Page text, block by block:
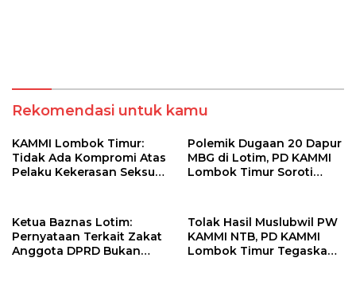
Rekomendasi untuk kamu
KAMMI Lombok Timur:
Tidak Ada Kompromi Atas
Pelaku Kekerasan Seksual,
Polemik Dugaan 20 Dapur
MBG di Lotim, PD KAMMI
Lombok Timur Soroti
Ketua Baznas Lotim:
Pernyataan Terkait Zakat
Anggota DPRD Bukan
Tolak Hasil Muslubwil PW
KAMMI NTB, PD KAMMI
Lombok Timur Tegaskan